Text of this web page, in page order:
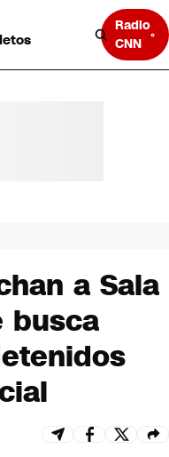
Radio
CNN
a Sala
busca